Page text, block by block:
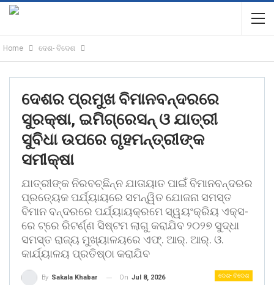
Home ଦେଶ- ବିଦେଶ
ଦେଶର ପ୍ରମୁଖ ବିମାନବନ୍ଦରରେ
ସୁରକ୍ଷା, ଇମିଗ୍ରେସନ୍ ଓ ଯାତ୍ରୀ
ସୁବିଧା ଉପରେ ଗୃହମନ୍ତ୍ରୀଙ୍କ
ସମୀକ୍ଷା
ଯାତ୍ରୀଙ୍କ ନିରବଚ୍ଛିନ୍ନ ଯାତାୟାତ ପାଇଁ ବିମାନବନ୍ଦରର
ପ୍ରତ୍ୟେକ ପର୍ଯ୍ୟାୟରେ ସମନ୍ୱିତ ଯୋଜନା ସମସ୍ତ
ବିମାନ ବନ୍ଦରରେ ପର୍ଯ୍ୟାୟକ୍ରମେ ସ୍ୱୟଂକ୍ରିୟ ଏକ୍ସ-
ରେ ଟ୍ରେ ରିଟର୍ଣ୍ଣ ସିଷ୍ଟମ ଲାଗୁ କରାଯିବ ୨୦୨୭ ସୁଦ୍ଧା
ସମସ୍ତ ରାଜ୍ୟ ମୁଖ୍ୟାଳୟରେ ଏଫ୍. ଆର୍. ଆର୍. ଓ.
କାର୍ଯ୍ୟାଳୟ ପ୍ରତିଷ୍ଠା କରାଯିବ
ଦେଶ- ବିଦେଶ
By Sakala Khabar On Jul 8, 2026